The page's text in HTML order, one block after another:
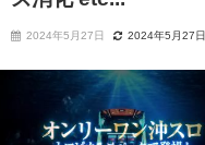
2024年5月27日 2024年5月27日